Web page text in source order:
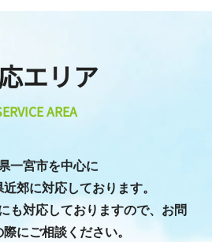
エリア
AREA
一宮市を中心に
郊に対応しております。
も対応しておりますので、お問
にご相談ください。